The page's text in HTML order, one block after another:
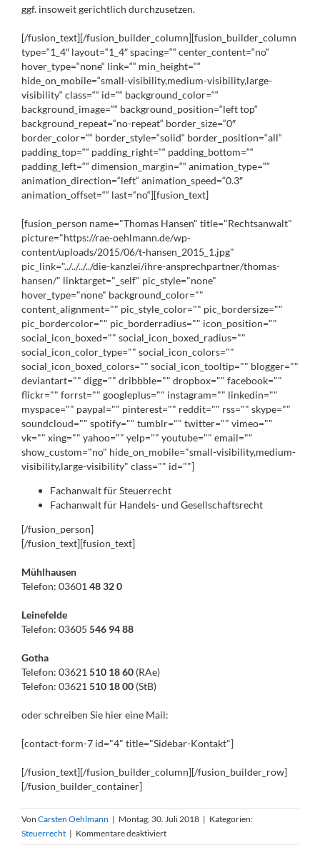
ggf. insoweit gerichtlich durchzusetzen.
[/fusion_text][/fusion_builder_column][fusion_builder_column
type=“1_4″ layout=“1_4″ spacing=““ center_content=“no“
hover_type=“none“ link=““ min_height=““
hide_on_mobile=“small-visibility,medium-visibility,large-
visibility“ class=““ id=““ background_color=““
background_image=““ background_position=“left top“
background_repeat=“no-repeat“ border_size=“0″
border_color=““ border_style=“solid“ border_position=“all“
padding_top=““ padding_right=““ padding_bottom=““
padding_left=““ dimension_margin=““ animation_type=““
animation_direction=“left“ animation_speed=“0.3″
animation_offset=““ last=“no“][fusion_text]
[fusion_person name="Thomas Hansen" title="Rechtsanwalt"
picture="https://rae-oehlmann.de/wp-
content/uploads/2015/06/t-hansen_2015_1.jpg"
pic_link="../../../../die-kanzlei/ihre-ansprechpartner/thomas-
hansen/" linktarget="_self" pic_style="none"
hover_type="none" background_color=""
content_alignment="" pic_style_color="" pic_bordersize=""
pic_bordercolor="" pic_borderradius="" icon_position=""
social_icon_boxed="" social_icon_boxed_radius=""
social_icon_color_type="" social_icon_colors=""
social_icon_boxed_colors="" social_icon_tooltip="" blogger=""
deviantart="" digg="" dribbble="" dropbox="" facebook=""
flickr="" forrst="" googleplus="" instagram="" linkedin=""
myspace="" paypal="" pinterest="" reddit="" rss="" skype=""
soundcloud="" spotify="" tumblr="" twitter="" vimeo=""
vk="" xing="" yahoo="" yelp="" youtube="" email=""
show_custom="no" hide_on_mobile="small-visibility,medium-
visibility,large-visibility" class="" id=""]
Fachanwalt für Steuerrecht
Fachanwalt für Handels- und Gesellschaftsrecht
[/fusion_person]
[/fusion_text][fusion_text]
Mühlhausen
Telefon: 03601 48 32 0
Leinefelde
Telefon: 03605 546 94 88
Gotha
Telefon: 03621 510 18 60 (RAe)
Telefon: 03621 510 18 00 (StB)
oder schreiben Sie hier eine Mail:
[contact-form-7 id="4" title="Sidebar-Kontakt"]
[/fusion_text][/fusion_builder_column][/fusion_builder_row]
[/fusion_builder_container]
Von Carsten Oehlmann | Montag, 30. Juli 2018 | Kategorien:
Steuerrecht | Kommentare deaktiviertfür
Keine